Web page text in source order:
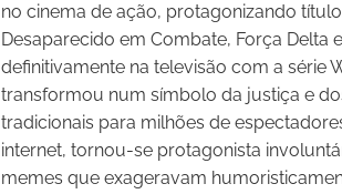
no cinema de ação, protagonizando
Desaparecido em Combate, Força Delta
definitivamente na televisão com a série
transformou num símbolo da justiça e
tradicionais para milhões de
internet, tornou-se protagonista
memes que exageravam